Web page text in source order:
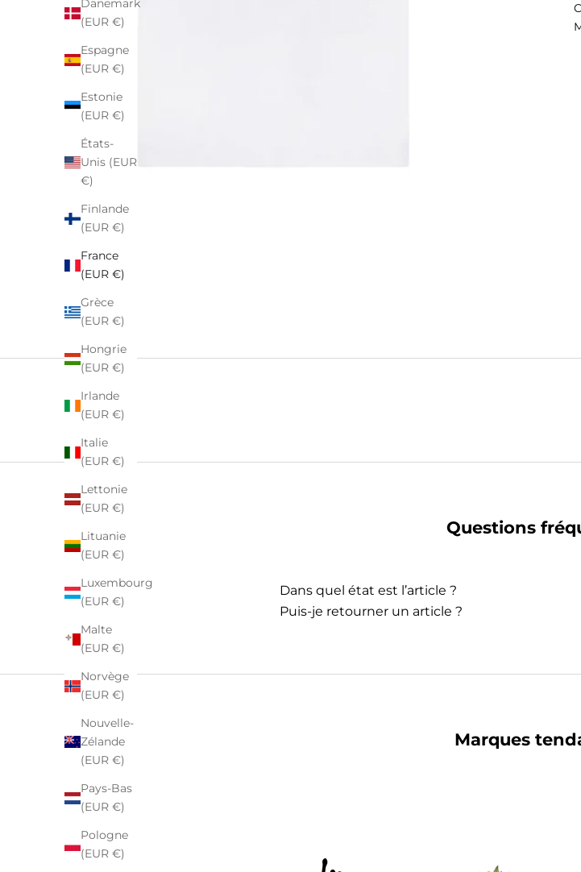
Danemark
(EUR €)
Espagne
(EUR €)
Estonie
(EUR €)
États-
Unis (EUR
€)
Finlande
(EUR €)
France
(EUR €)
Grèce
(EUR €)
Hongrie
(EUR €)
Irlande
(EUR €)
Italie
(EUR €)
Lettonie
(EUR €)
Lituanie
(EUR €)
Luxembourg
(EUR €)
Malte
(EUR €)
Norvège
(EUR €)
Nouvelle-
Zélande
(EUR €)
Pays-Bas
(EUR €)
Pologne
(EUR €)
Questions
Dans quel état est l’article ?
Puis-je retourner un article ?
Marques